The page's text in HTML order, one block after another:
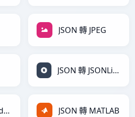
JSON 轉 JPEG
JSON 轉 JSONLines
JSON 轉 Markdown JSON 轉 MATLAB